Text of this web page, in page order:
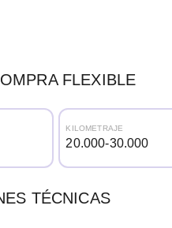
FLEXIBLE
KILOMETRAJE
20.000-30.000
TÉCNICAS